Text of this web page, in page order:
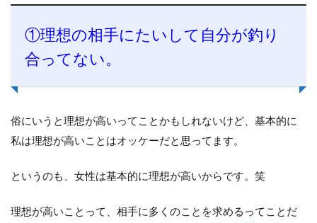
①理想の相手にたいして自分が釣り
合ってない。
俗にいうと理想が高いってことかもしれないけど、基本的に
私は理想が高いことはオッケーだと思ってます。
というのも、女性は基本的に理想が高いからです。笑
理想が高いことって、相手に多くのことを求めるってことだ